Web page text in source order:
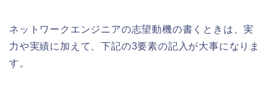
ネットワークエンジニアの志望動機の書くときは、実
力や実績に加えて、下記の3要素の記入が大事になりま
す。